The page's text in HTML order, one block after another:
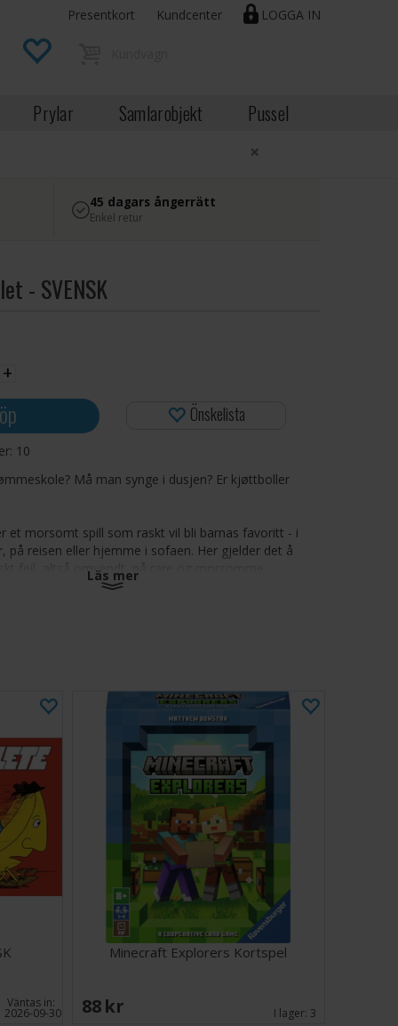
LOGGA IN
Presentkort Kundcenter
Prylar Samlarobjekt Pussel
×
45 dagars ångerrätt
Enkel retur
- SVENSK
+
10
Önskelista
Må man synge i dusjen? Er kjøttboller
et morsomt spill som raskt vil bli barnas favoritt - i
på reisen eller hjemme i sofaen. Her gjelder det å
feil, altså omvendt, på rare og morsomme
i stedet for "nei", og "nei" i stedet for "ja". Vær
se hvem som klarer flest på rad!
Läs mer
Väntas in:
2026-09-30
Minecraft Explorers Kortspel
88 SEK I lager: 3